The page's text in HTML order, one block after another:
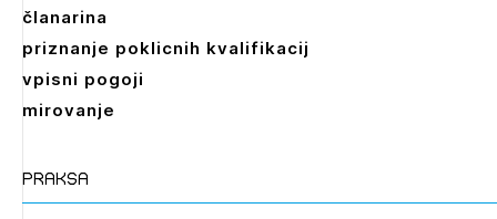
članarina
priznanje poklicnih kvalifikacij
vpisni pogoji
mirovanje
praksa